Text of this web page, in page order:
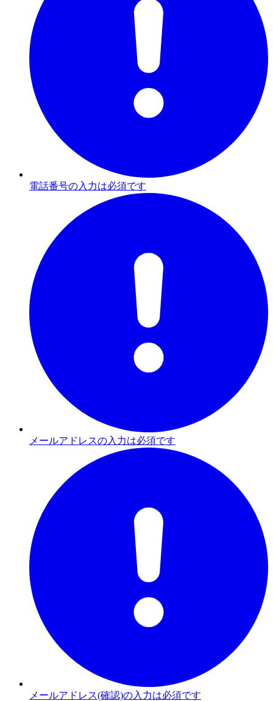
電話番号の入力は必須です
メールアドレスの入力は必須です
メールアドレス(確認)の入力は必須です